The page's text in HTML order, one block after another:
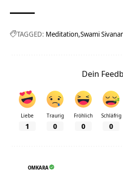
TAGGED: Meditation Swami
Dein
Liebe
1
Traurig
0
Fröhlich
0
Schläfrig
0
OMKARA